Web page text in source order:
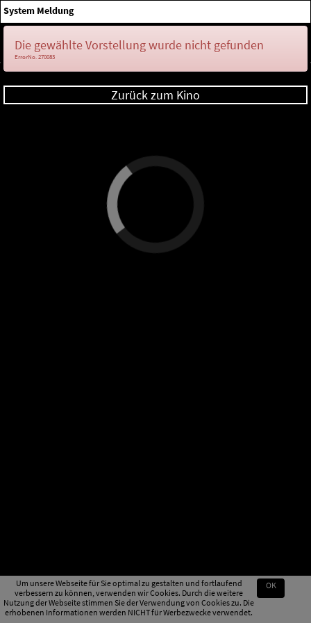
Um unsere Webseite für Sie optimal zu gestalten und fortlaufend
verbessern zu können, verwenden wir Cookies. Durch die weitere
Nutzung der Webseite stimmen Sie der Verwendung von Cookies zu. Die
erhobenen Informationen werden NICHT für Werbezwecke verwendet.
OK
System Meldung
Die gewählte Vorstellung wurde nicht gefunden
ErrorNo. 270083
Zurück zum Kino